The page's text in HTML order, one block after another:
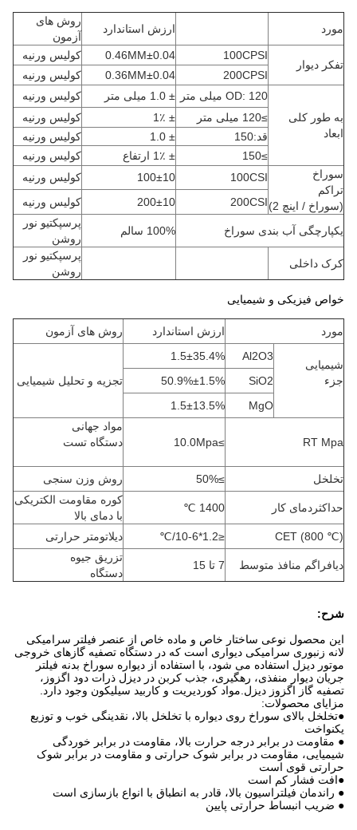
مورد ارزش استاندارد
روش های
آزمون
تفکر دیوار
100CPSI
0.46MM±0.04
کولیس ورنیه
200CPSI
0.36MM±0.04 کولیس ورنیه
به طور کلی
ابعاد
OD: 120 میلی متر ± 1.0 میلی متر
کولیس ورنیه
≥120 میلی متر
± 1٪
کولیس ورنیه
قد:150
± 1.0
کولیس ورنیه
≥150
± 1٪ ارتفاع
کولیس ورنیه
سوراخ
تراکم
(سوراخ / اینچ 2)
100CSI
100±10
کولیس ورنیه
200CSI
200±10 کولیس ورنیه
یکپارچگی آب بندی سوراخ 100% سالم
پرسپکتیو نور
روشن
کرک داخلی
پرسپکتیو نور
روشن
خواص فیزیکی و شیمیایی
مورد ارزش استاندارد روش های آزمون
شیمیایی
جزء
Al2O3
1.5±35.4%
تجزیه و تحلیل شیمیایی
SiO2
50.9%±1.5%
MgO
1.5±13.5%
RT Mpa
≥10.0Mpa
مواد جهانی
دستگاه تست
تخلخل ≥50% روش وزن سنجی
حداکثردمای کار 1400 ℃
کوره مقاومت الکتریکی
با دمای بالا
CET (800 ℃)
≤1.2*10-6/℃ دیلاتومتر حرارتی
دیافراگم منافذ متوسط
تزریق جیوه
دستگاه
شرح:
این محصول نوعی ساختار خاص و ماده خاص از عنصر فیلتر سرامیکی
لانه زنبوری سرامیکی دیواری است که در دستگاه تصفیه گازهای خروجی
موتور دیزل استفاده می شود، با استفاده از دیواره سوراخ بدنه فیلتر
جریان دیوار منفذی، رهگیری، جذب کربن در دیزل ذرات دود اگزوز،
تصفیه گاز اگزوز دیزل.مواد کوردیریت و کاربید سیلیکون وجود دارد.
مزایای محصولات:
●تخلخل بالای سوراخ روی دیواره با تخلخل بالا، نقدینگی خوب و توزیع
یکنواخت
● مقاومت در برابر درجه حرارت بالا، مقاومت در برابر خوردگی
شیمیایی، مقاومت در برابر شوک حرارتی و مقاومت در برابر شوک
حرارتی قوی است
●افت فشار کم است
● راندمان فیلتراسیون بالا، قادر به انطباق با انواع بازسازی است
● ضریب انبساط حرارتی پایین